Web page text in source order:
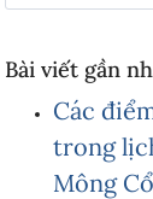
Bài viết gần
Các
trong
Mông